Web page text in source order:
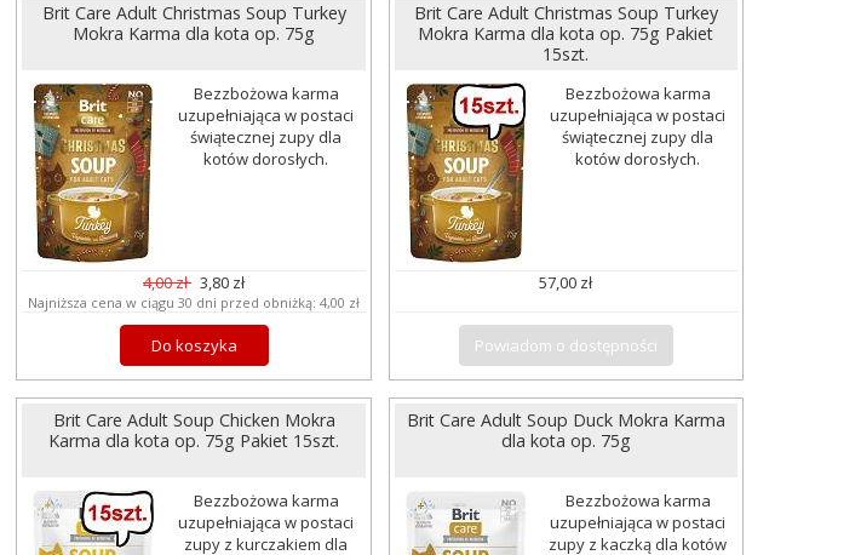
Brit Care Adult Christmas Soup Turkey
Mokra Karma dla kota op. 75g
Bezzbożowa karma
uzupełniająca w postaci
świątecznej zupy dla
kotów dorosłych.
4,00 zł 3,80 zł
Najniższa cena w ciągu 30 dni przed obniżką:4,00 zł
Do koszyka
Brit Care Adult Christmas Soup Turkey
Mokra Karma dla kota op. 75g Pakiet
15szt.
Bezzbożowa karma
uzupełniająca w postaci
świątecznej zupy dla
kotów dorosłych.
57,00 zł
Powiadom o dostępności
Brit Care Adult Soup Chicken Mokra
Karma dla kota op. 75g Pakiet 15szt.
Bezzbożowa karma
uzupełniająca w postaci
zupy z kurczakiem dla
Brit Care Adult Soup Duck Mokra Karma
dla kota op. 75g
Bezzbożowa karma
uzupełniająca w postaci
zupy z kaczką dla kotów